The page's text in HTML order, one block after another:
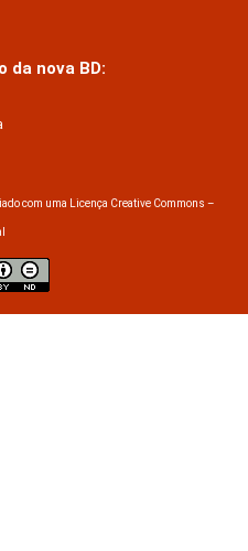
da nova BD:
com uma Licença Creative Commons –